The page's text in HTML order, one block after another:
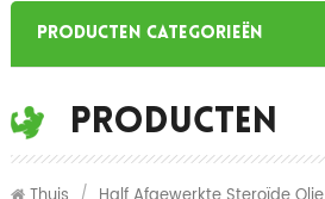
Producten categorieën
Producten